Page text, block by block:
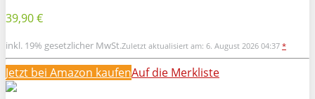
39,90 €
inkl. 19% gesetzlicher MwSt.Zuletzt aktualisiert am: 6. August 2026 04:37 *
Jetzt bei Amazon kaufenAuf die Merkliste